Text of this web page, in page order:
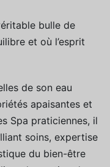
bulle de
et où l’esprit
de son eau
apaisantes et
Spa praticiennes, il
soins, expertise
du bien-être